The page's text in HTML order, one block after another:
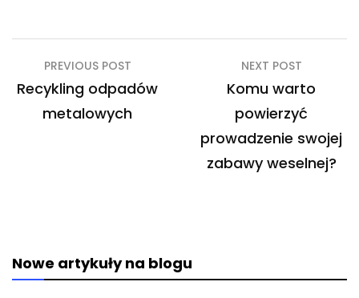
Nawigacja
wpisu
PREVIOUS POST
Recykling odpadów
metalowych
NEXT POST
Komu warto
powierzyć
prowadzenie swojej
zabawy weselnej?
Nowe artykuły na blogu